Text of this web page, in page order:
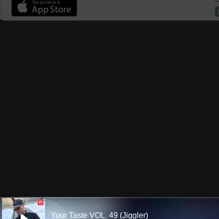
П
Your Taste VOL. 49 (Jiggler)